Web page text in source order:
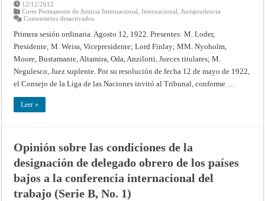
12/12/2012
Corte Permanente de Justicia Internacional,Internacional,Jurisprudencia
Comentarios desactivadosen
sobre
competencia
la
organización
del
trabajo
empleadas
en
la
agricultura
B,
No.
2)
Primera sesión ordinaria. Agosto 12, 1922. Presentes: M. Loder,
Presidente; M. Weiss, Vicepresidente; Lord Finlay; MM. Nyoholm,
Moore, Bustamante, Altamira, Oda, Anzilotti, Jueces titulares; M.
Negulesco, Juez suplente. Por su resolución de fecha 12 de mayo de 1922,
el Consejo de la Liga de las Naciones invitó al Tribunal, conforme …
Leer »
Opinión sobre las condiciones de la
designación de delegado obrero de los países
bajos a la conferencia internacional del
trabajo (Serie B, No. 1)